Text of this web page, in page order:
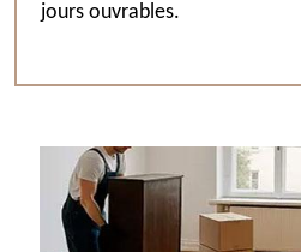
jours ouvrables.